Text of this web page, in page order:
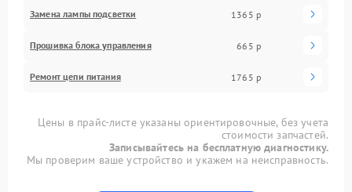
Замена лампы подсветки 1365 р
Прошивка блока управления 665 р
Ремонт цепи питания 1765 р
Цены в прайс-листе указаны ориентировочные, без учета
стоимости запчастей.
Записывайтесь на бесплатную диагностику.
Мы проверим ваше устройство и укажем на неисправность.